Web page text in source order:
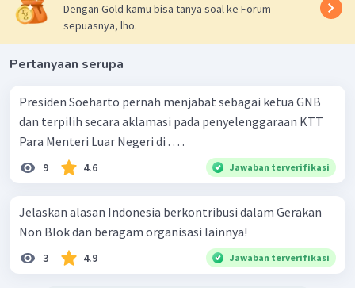
Dengan Gold kamu bisa tanya soal ke Forum
sepuasnya, lho.
Pertanyaan serupa
Presiden Soeharto pernah menjabat sebagai ketua GNB
dan terpilih secara aklamasi pada penyelenggaraan KTT
Para Menteri Luar Negeri di . . . .
9 4.6 Jawaban terverifikasi
Jelaskan alasan Indonesia berkontribusi dalam Gerakan
Non Blok dan beragam organisasi lainnya!
3 4.9 Jawaban terverifikasi